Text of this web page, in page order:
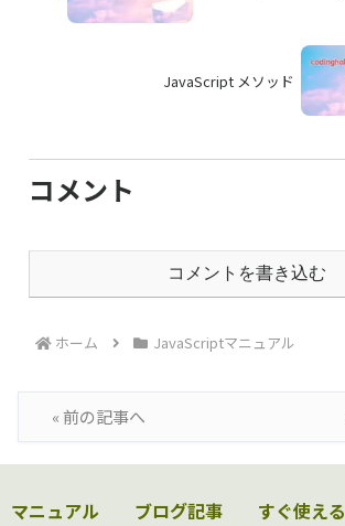
JavaScript メソッド
コメント
コメントを書き込む
ホーム JavaScriptマニュアル
« 前の記事へ
マニュアル ブログ記事
すぐ使える